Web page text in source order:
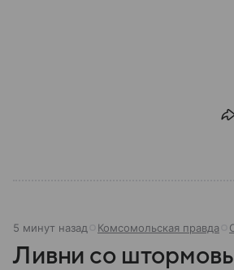
5 минут назад Комсомольская правда
Ливни со